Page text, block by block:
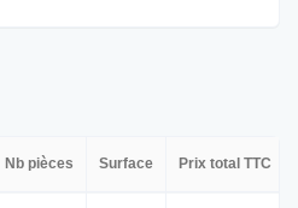
Nb pièces Surface Prix total TTC